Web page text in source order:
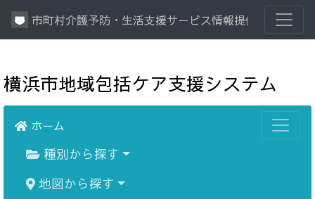
市町村介護予防・生活支援サービス情報提供システム
横浜市地域包括ケア支援システム
ホーム
種別から探す
地図から探す